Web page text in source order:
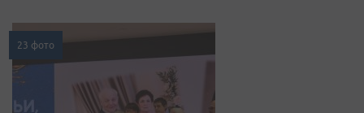
23 фото